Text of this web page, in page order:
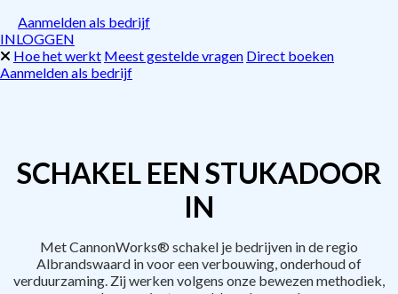
Aanmelden als bedrijf
INLOGGEN
Hoe het werkt Meest gestelde vragen Direct boeken
Aanmelden als bedrijf
SCHAKEL EEN STUKADOOR
IN
Met CannonWorks® schakel je bedrijven in de regio
Albrandswaard in voor een verbouwing, onderhoud of
verduurzaming. Zij werken volgens onze bewezen methodiek,